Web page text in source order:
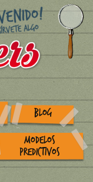
BLOG
MODELOS
PREDICTIVOS